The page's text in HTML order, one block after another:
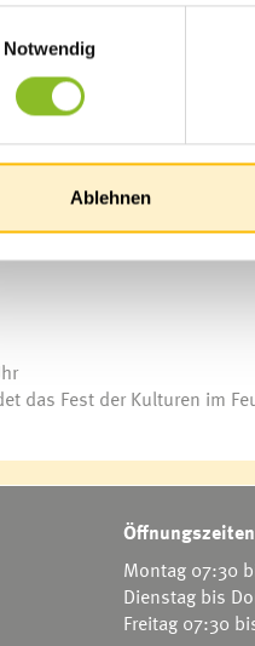
Notwendig
Ablehnen
Eugen Gabriel
Frastanz
Hofen
& Abschluss
das Fest der Kulturen im
Montag 07:30
Dienstag bis
Freitag 07:30